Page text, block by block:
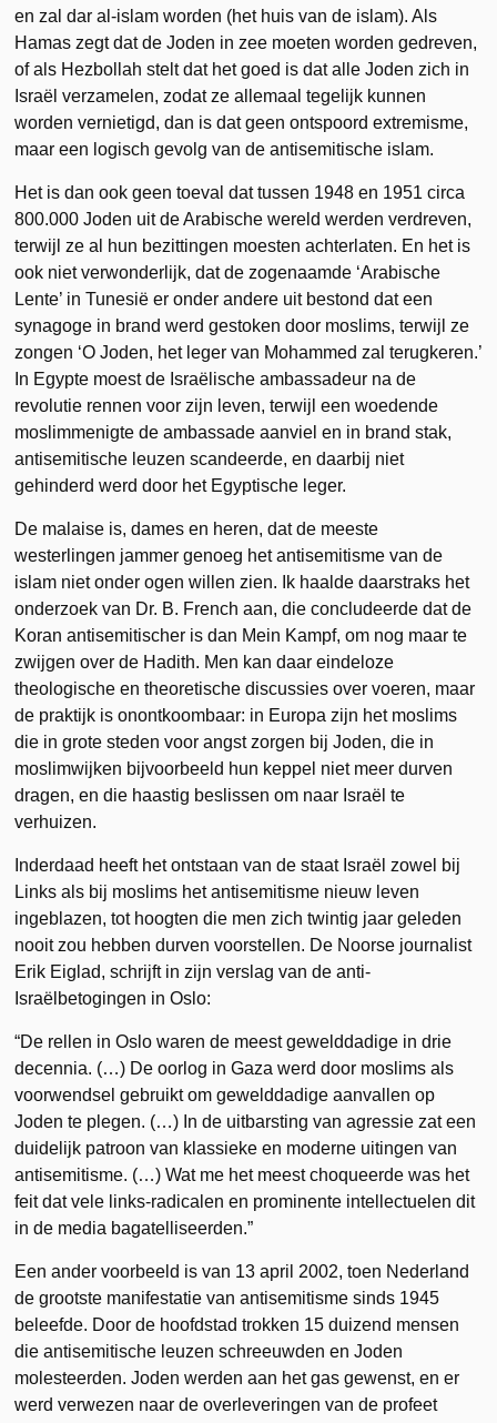
en zal dar al-islam worden (het huis van de islam). Als
Hamas zegt dat de Joden in zee moeten worden gedreven,
of als Hezbollah stelt dat het goed is dat alle Joden zich in
Israël verzamelen, zodat ze allemaal tegelijk kunnen
worden vernietigd, dan is dat geen ontspoord extremisme,
maar een logisch gevolg van de antisemitische islam.
Het is dan ook geen toeval dat tussen 1948 en 1951 circa
800.000 Joden uit de Arabische wereld werden verdreven,
terwijl ze al hun bezittingen moesten achterlaten. En het is
ook niet verwonderlijk, dat de zogenaamde ‘Arabische
Lente’ in Tunesië er onder andere uit bestond dat een
synagoge in brand werd gestoken door moslims, terwijl ze
zongen ‘O Joden, het leger van Mohammed zal terugkeren.’
In Egypte moest de Israëlische ambassadeur na de
revolutie rennen voor zijn leven, terwijl een woedende
moslimmenigte de ambassade aanviel en in brand stak,
antisemitische leuzen scandeerde, en daarbij niet
gehinderd werd door het Egyptische leger.
De malaise is, dames en heren, dat de meeste
westerlingen jammer genoeg het antisemitisme van de
islam niet onder ogen willen zien. Ik haalde daarstraks het
onderzoek van Dr. B. French aan, die concludeerde dat de
Koran antisemitischer is dan Mein Kampf, om nog maar te
zwijgen over de Hadith. Men kan daar eindeloze
theologische en theoretische discussies over voeren, maar
de praktijk is onontkoombaar: in Europa zijn het moslims
die in grote steden voor angst zorgen bij Joden, die in
moslimwijken bijvoorbeeld hun keppel niet meer durven
dragen, en die haastig beslissen om naar Israël te
verhuizen.
Inderdaad heeft het ontstaan van de staat Israël zowel bij
Links als bij moslims het antisemitisme nieuw leven
ingeblazen, tot hoogten die men zich twintig jaar geleden
nooit zou hebben durven voorstellen. De Noorse journalist
Erik Eiglad, schrijft in zijn verslag van de anti-
Israëlbetogingen in Oslo:
“De rellen in Oslo waren de meest gewelddadige in drie
decennia. (…) De oorlog in Gaza werd door moslims als
voorwendsel gebruikt om gewelddadige aanvallen op
Joden te plegen. (…) In de uitbarsting van agressie zat een
duidelijk patroon van klassieke en moderne uitingen van
antisemitisme. (…) Wat me het meest choqueerde was het
feit dat vele links-radicalen en prominente intellectuelen dit
in de media bagatelliseerden.”
Een ander voorbeeld is van 13 april 2002, toen Nederland
de grootste manifestatie van antisemitisme sinds 1945
beleefde. Door de hoofdstad trokken 15 duizend mensen
die antisemitische leuzen schreeuwden en Joden
molesteerden. Joden werden aan het gas gewenst, en er
werd verwezen naar de overleveringen van de profeet